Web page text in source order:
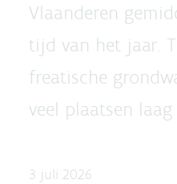
Vlaanderen
tijd van het jaar.
freatische
veel plaatsen
3 juli 2026